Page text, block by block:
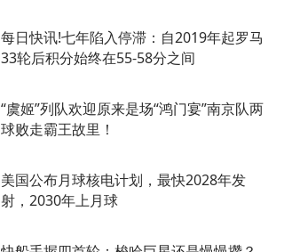
每日快讯!七年陷入停滞：自2019年起罗马
33轮后积分始终在55-58分之间
“虞姬”列队欢迎原来是场“鸿门宴”南京队两
球败走霸王故里！
美国公布月球核电计划，最快2028年发
射，2030年上月球